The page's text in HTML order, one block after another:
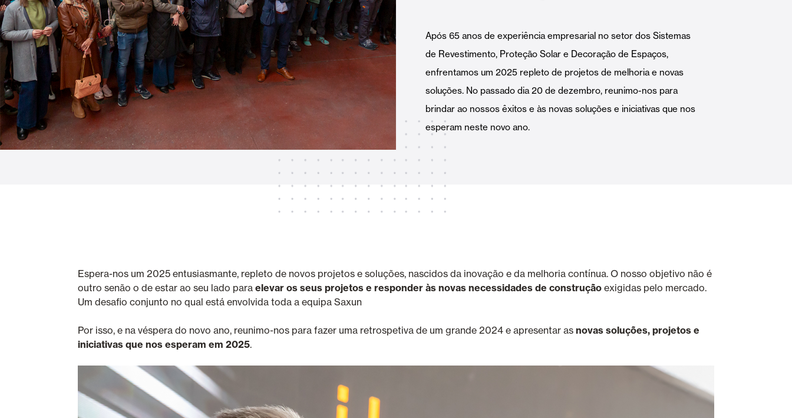
Cortinas de Vidro Alicantinas e Cortinas exteriores Toldos Portas Automáticas
Após 65 anos de experiência empresarial no setor dos Sistemas
de Revestimento, Proteção Solar e Decoração de Espaços,
enfrentamos um 2025 repleto de projetos de melhoria e novas
soluções. No passado dia 20 de dezembro, reunimo-nos para
brindar ao nossos êxitos e às novas soluções e iniciativas que nos
esperam neste novo ano.
Espera-nos um 2025 entusiasmante, repleto de novos projetos e soluções, nascidos da inovação e da melhoria contínua. O nosso objetivo não é
outro senão o de estar ao seu lado para elevar os seus projetos e responder às novas necessidades de construção exigidas pelo mercado.
Um desafio conjunto no qual está envolvida toda a equipa Saxun
Por isso, e na véspera do novo ano, reunimo-nos para fazer uma retrospetiva de um grande 2024 e apresentar as novas soluções, projetos e
iniciativas que nos esperam em 2025.